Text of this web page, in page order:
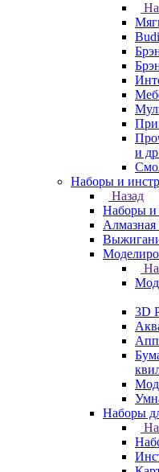
и
Наборы и
Назад
Наборы и
Алмазная
3D
Наборы